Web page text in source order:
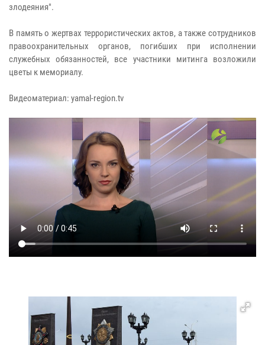
злодеяния".
В память о жертвах террористических актов, а также сотрудников
правоохранительных органов, погибших при исполнении
служебных обязанностей, все участники митинга возложили
цветы к мемориалу.
Видеоматериал: yamal-region.tv